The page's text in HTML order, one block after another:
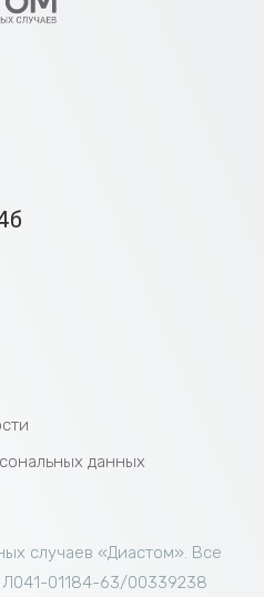
данных
случаев «Диастом». Все
Л041-01184-63/00339238